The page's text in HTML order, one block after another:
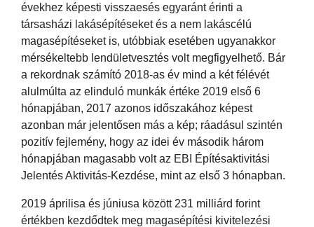
évekhez képesti visszaesés egyaránt érinti a
társasházi lakásépítéseket és a nem lakáscélú
magasépítéseket is, utóbbiak esetében ugyanakkor
mérsékeltebb lendületvesztés volt megfigyelhető. Bár
a rekordnak számító 2018-as év mind a két félévét
alulmúlta az elinduló munkák értéke 2019 első 6
hónapjában, 2017 azonos időszakához képest
azonban már jelentősen más a kép; ráadásul szintén
pozitív fejlemény, hogy az idei év második három
hónapjában magasabb volt az EBI Építésaktivitási
Jelentés Aktivitás-Kezdése, mint az első 3 hónapban.
2019 áprilisa és júniusa között 231 milliárd forint
értékben kezdődtek meg magasépítési kivitelezési